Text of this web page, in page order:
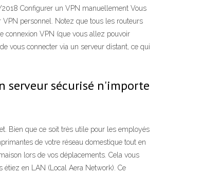
Configurer un VPN manuellement Vous
personnel. Notez que tous les routeurs
connexion VPN (que vous allez pouvoir
vous connecter via un serveur distant, ce qui
serveur sécurisé n'importe
Bien que ce soit très utile pour les employés
de votre réseau domestique tout en
lors de vos déplacements. Cela vous
étiez en LAN (Local Aera Network). Ce